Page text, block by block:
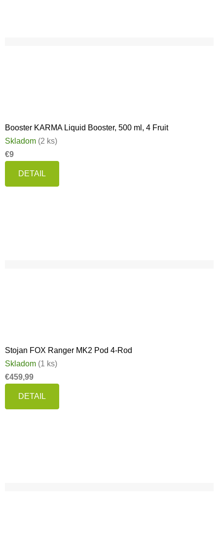
Booster KARMA Liquid Booster, 500 ml, 4 Fruit
Skladom (2 ks)
€9
DETAIL
Stojan FOX Ranger MK2 Pod 4-Rod
Skladom (1 ks)
€459,99
DETAIL